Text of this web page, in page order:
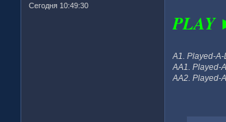
Сегодня 10:49:30
A1. Played-
AA1. Played-
AA2. Played-